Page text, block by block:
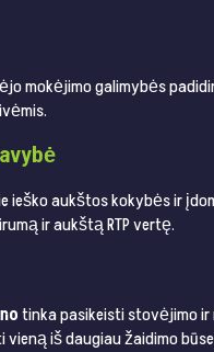
mokėjimo galimybės
ieško aukštos kokybės ir
ir aukštą RTP vertę.
tinka pasikeisti stovėjimo
iš daugiau žaidimo